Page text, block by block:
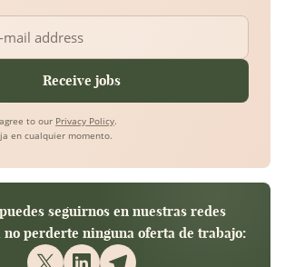
address
Receive jobs
to our Privacy Policy.
en cualquier momento.
seguirnos en nuestras redes
no perderte ninguna oferta de trabajo: